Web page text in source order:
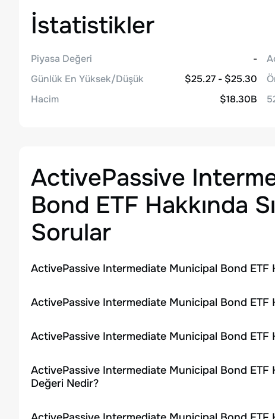
İstatistikler
Piyasa Değeri
-
Günlük En Yüksek/Düşük
$25.27 - $25.30
Hacim
$18.30B
ActivePassive
Bond ETF Hakkında
Sorular
ActivePassive Intermediate Municipal Bond ETF
ActivePassive Intermediate Municipal Bond ETF
ActivePassive Intermediate Municipal Bond ETF
ActivePassive Intermediate Municipal Bond ETF
Değeri Nedir?